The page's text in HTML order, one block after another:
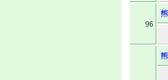
96